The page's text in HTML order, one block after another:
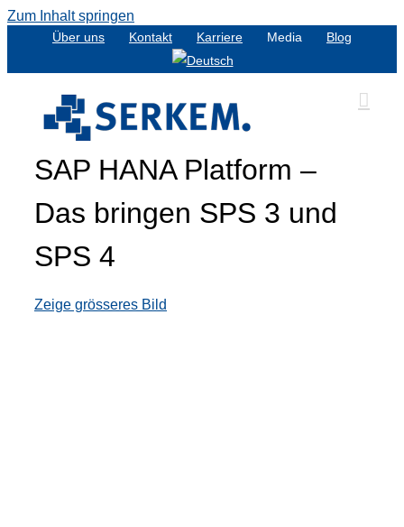
Zum Inhalt springen
Über uns Kontakt Karriere Media Blog
Zeige grösseres Bild
SAP HANA Platform –
Das bringen SPS 3 und
SPS 4